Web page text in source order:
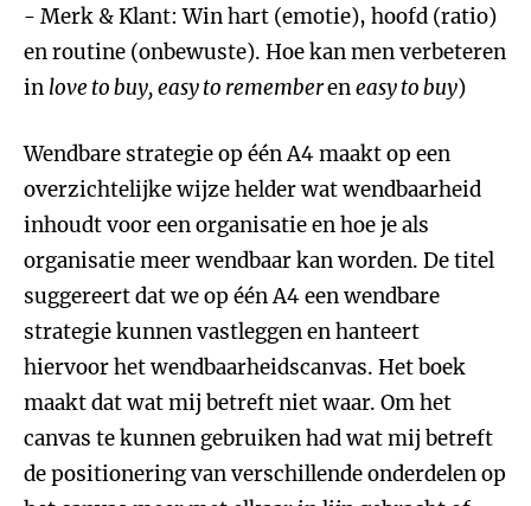
- Merk & Klant: Win hart (emotie), hoofd (ratio)
en routine (onbewuste). Hoe kan men verbeteren
in love to buy, easy to remembereneasy to buy)
Wendbare strategie op één A4 maakt op een
overzichtelijke wijze helder wat wendbaarheid
inhoudt voor een organisatie en hoe je als
organisatie meer wendbaar kan worden. De titel
suggereert dat we op één A4 een wendbare
strategie kunnen vastleggen en hanteert
hiervoor het wendbaarheidscanvas. Het boek
maakt dat wat mij betreft niet waar. Om het
canvas te kunnen gebruiken had wat mij betreft
de positionering van verschillende onderdelen op